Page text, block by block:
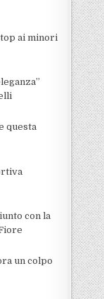
ai minori
questa
con la
un colpo